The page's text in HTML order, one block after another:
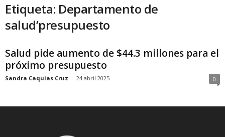
Etiqueta: Departamento de
salud’presupuesto
Salud pide aumento de $44.3 millones para el
próximo presupuesto
Sandra Caquias Cruz - 24 abril 2025 0